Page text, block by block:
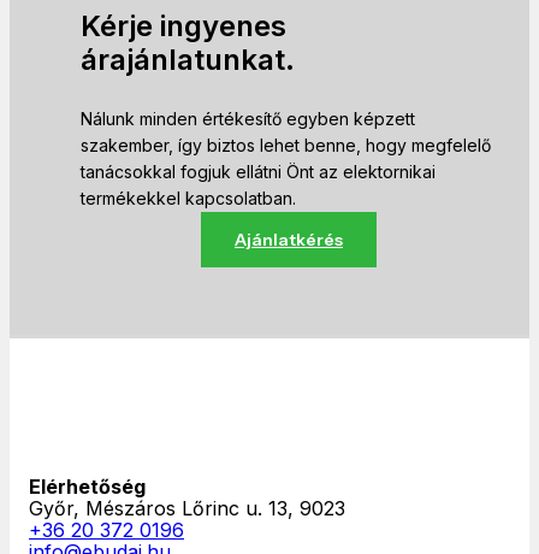
Kérje ingyenes
árajánlatunkat.
Nálunk minden értékesítő egyben képzett
szakember, így biztos lehet benne, hogy megfelelő
tanácsokkal fogjuk ellátni Önt az elektornikai
termékekkel kapcsolatban.
Ajánlatkérés
Elérhetőség
Győr, Mészáros Lőrinc u. 13, 9023
+36 20 372 0196